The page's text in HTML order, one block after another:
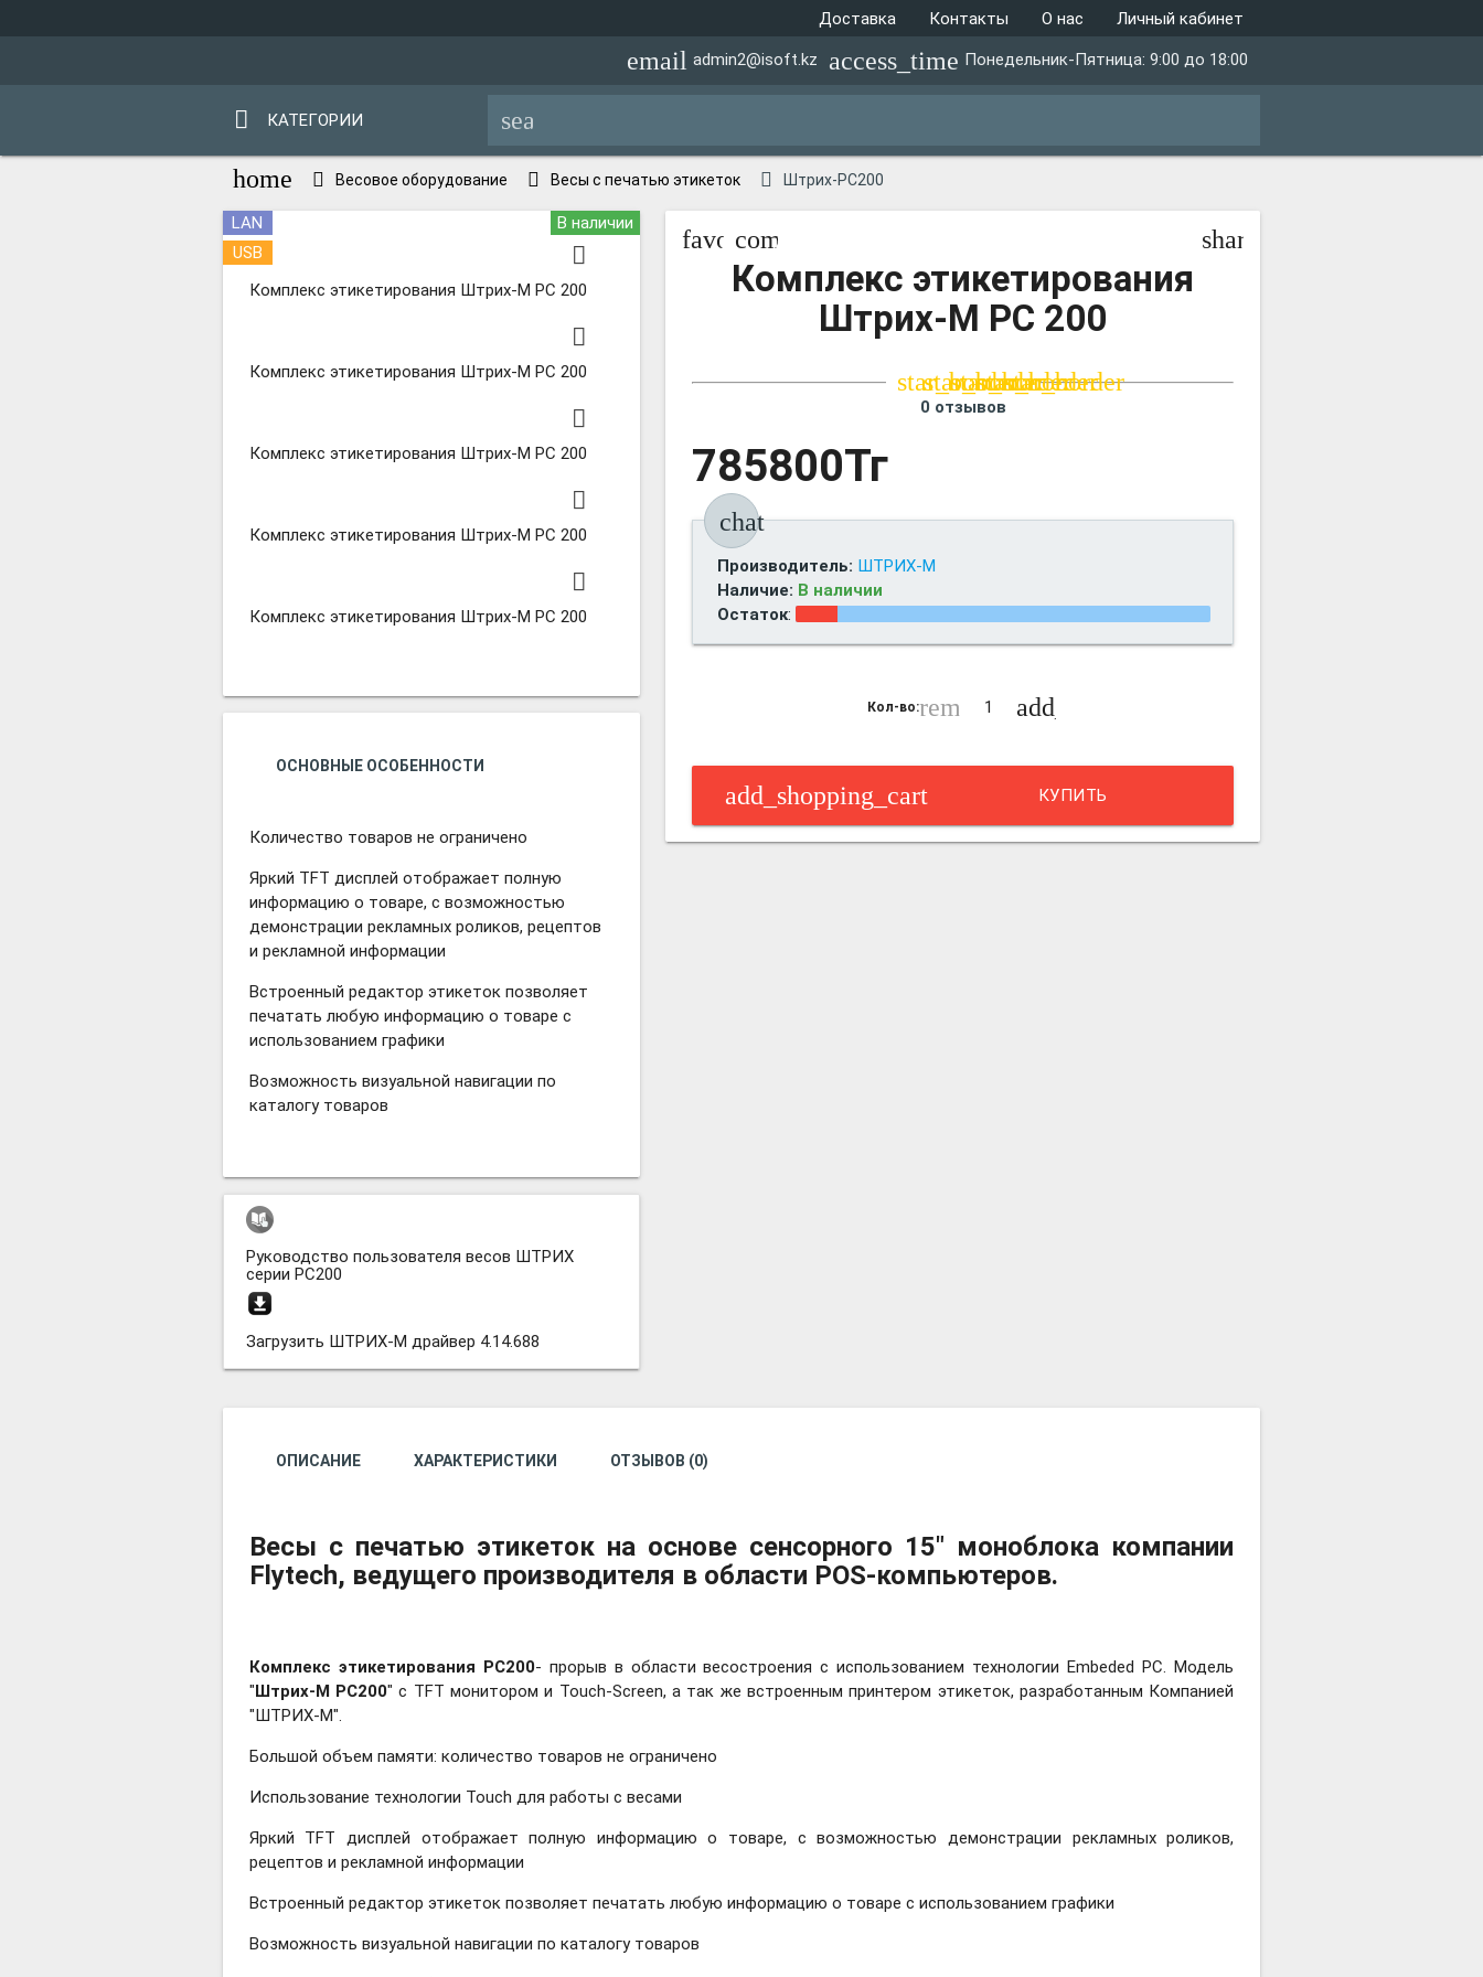
Доставка Контакты О нас Личный кабинет
email admin2@isoft.kz access_time Понедельник-Пятница: 9:00 до 18:00
КАТЕГОРИИ search
home Весовое оборудование Весы с печатью этикеток Штрих-PC200
LAN
USB
В наличии
Комплекс этикетирования Штрих-М PC 200
Комплекс этикетирования Штрих-М PC 200
Комплекс этикетирования Штрих-М PC 200
Комплекс этикетирования Штрих-М PC 200
Комплекс этикетирования Штрих-М PC 200
ОСНОВНЫЕ ОСОБЕННОСТИ
Количество товаров не ограничено
Яркий TFT дисплей отображает полную
информацию о товаре, с возможностью
демонстрации рекламных роликов, рецептов
и рекламной информации
Встроенный редактор этикеток позволяет
печатать любую информацию о товаре с
использованием графики
Возможность визуальной навигации по
каталогу товаров
Руководство пользователя весов ШТРИХ
серии PC200
Загрузить ШТРИХ-М драйвер 4.14.688
favorite_border
compare_arrows share
Комплекс этикетирования
Штрих-М PC 200
star_border
star_border
star_border
star_border
star_border
0 отзывов
785800Тг
chat
Производитель: ШТРИХ-М
Наличие: В наличии
Остаток:
Кол-во:remove_circle_outline
add_circle_outline
add_shopping_cart КУПИТЬ
ОПИСАНИЕ ХАРАКТЕРИСТИКИ ОТЗЫВОВ (0)
Весы с печатью этикеток на основе сенсорного 15" моноблока компании
Flytech, ведущего производителя в области POS-компьютеров.
Комплекс этикетирования PC200- прорыв в области весостроения с использованием технологии Embeded PC. Модель
"Штрих-М РС200" с TFT монитором и Touch-Screen, а так же встроенным принтером этикеток, разработанным Компанией
"ШТРИХ-М".
Большой объем памяти: количество товаров не ограничено
Использование технологии Touch для работы с весами
Яркий TFT дисплей отображает полную информацию о товаре, с возможностью демонстрации рекламных роликов,
рецептов и рекламной информации
Встроенный редактор этикеток позволяет печатать любую информацию о товаре с использованием графики
Возможность визуальной навигации по каталогу товаров